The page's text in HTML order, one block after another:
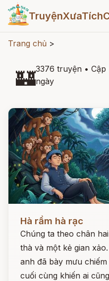
Trang chủ >
🏰3376 truyện • Cập
ngày
Đọc ngay
Hà rầm hà rạc
Chúng ta theo chân
thà và một kẻ gian
anh đã bày mưu
cuối cùng khiến ai